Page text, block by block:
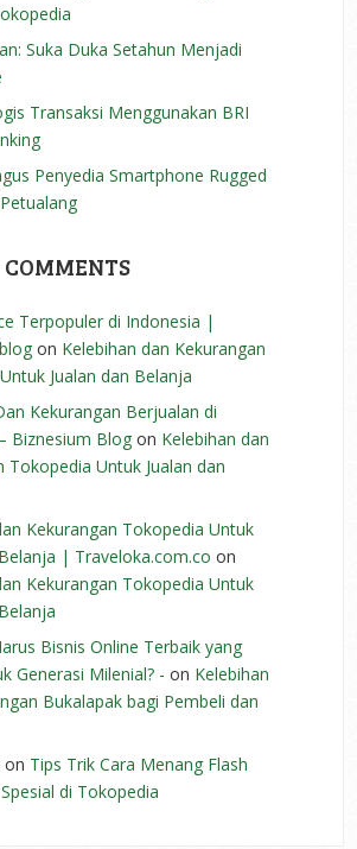
Suka Duka Setahun Menjadi
Transaksi Menggunakan BRI
Penyedia Smartphone Rugged
COMMENTS
Terpopuler di Indonesia |
on Kelebihan dan Kekurangan
Jualan dan Belanja
Kekurangan Berjualan di
Biznesium Blog on Kelebihan dan
Tokopedia Untuk Jualan dan
Kekurangan Tokopedia Untuk
| Traveloka.com.co on
Kekurangan Tokopedia Untuk
Bisnis Online Terbaik yang
Generasi Milenial? - on Kelebihan
Bukalapak bagi Pembeli dan
on Tips Trik Cara Menang Flash
di Tokopedia